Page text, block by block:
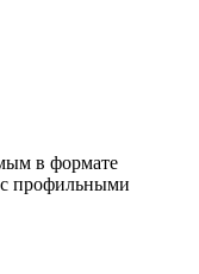
в формате
профильными